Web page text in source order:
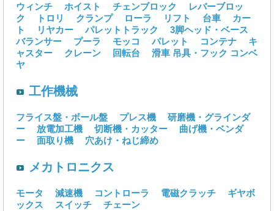
ウィンチ ホイスト チェンブロック
レバーブロッ
ク
トロリ クランプ ローラ リフト 台車
カー
ト
リヤカー パレットトラック
3脚ヘッド・ベース
バランサー
プーラ モッコ パレット コンテナ
キ
ャスター
クレーン 回転台 滑車 吊具・フック コンベ
ヤ
工作機械
フライス盤・ボール盤 プレス機
研磨機・グラインダ
ー
放電加工機 切断機・カッター
曲げ機・ベンダ
ー
面取り機 穴あけ・ねじ締め
メカトロニクス
モータ 減速機 コントローラ 電磁クラッチ
ギヤボ
ックス
スイッチ チェーン